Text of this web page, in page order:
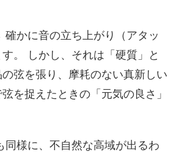
確かに音の立ち上がり（アタッ
。 しかし、それは「硬質」と
弦を張り、摩耗のない真新しい
を捉えたときの「元気の良さ」
同様に、不自然な高域が出るわ